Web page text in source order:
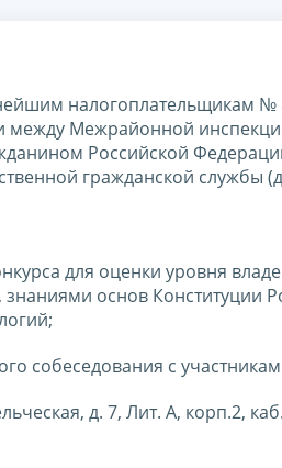
налогоплательщикам №
между Межрайонной
Российской
гражданской службы
для оценки уровня
основ Конституции
собеседования с
д. 7, Лит. А, корп.2,